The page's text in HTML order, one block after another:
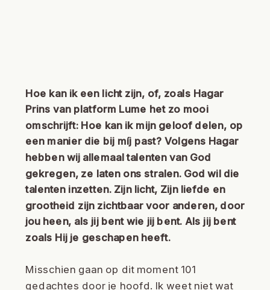
Hoe kan ik een licht zijn, of, zoals Hagar
Prins van platform Lume het zo mooi
omschrijft: Hoe kan ik mijn geloof delen, op
een manier die bij míj past? Volgens Hagar
hebben wij allemaal talenten van God
gekregen, ze laten ons stralen. God wil die
talenten inzetten. Zijn licht, Zijn liefde en
grootheid zijn zichtbaar voor anderen, door
jou heen, als jij bent wie jij bent. Als jij bent
zoals Hij je geschapen heeft.
Misschien gaan op dit moment 101
gedachtes door je hoofd. Ik weet niet wat